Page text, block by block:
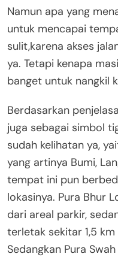
Namun apa yang
untuk mencapai
sulit,karena akses
ya. Tetapi kenapa
banget untuk nangkil
Berdasarkan
juga sebagai simbol
sudah kelihatan ya,
yang artinya Bumi,
tempat ini pun
lokasinya. Pura Bhur
dari areal parkir,
terletak sekitar 1,5
Sedangkan Pura